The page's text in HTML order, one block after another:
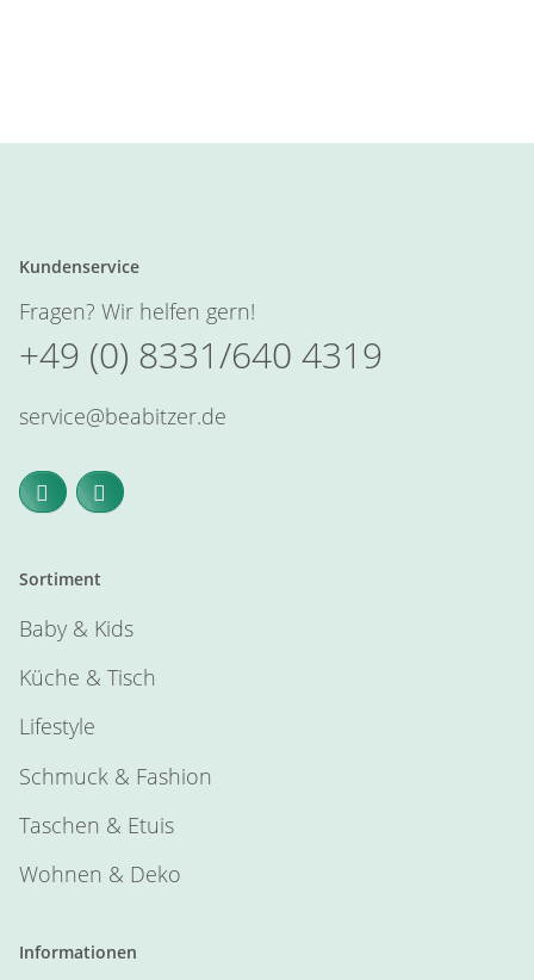
Kundenservice
Fragen? Wir helfen gern!
+49 (0) 8331/640 4319
service@beabitzer.de
Sortiment
Baby & Kids
Küche & Tisch
Lifestyle
Schmuck & Fashion
Taschen & Etuis
Wohnen & Deko
Informationen